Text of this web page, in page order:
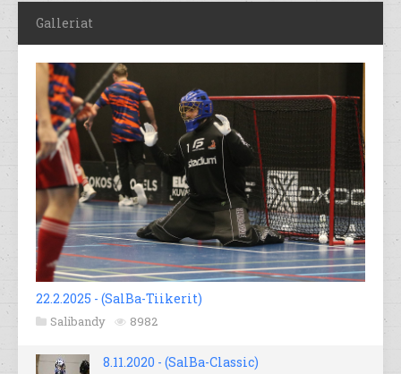
Galleriat
22.2.2025 - (SalBa-Tiikerit)
Salibandy 8982
8.11.2020 - (SalBa-Classic)